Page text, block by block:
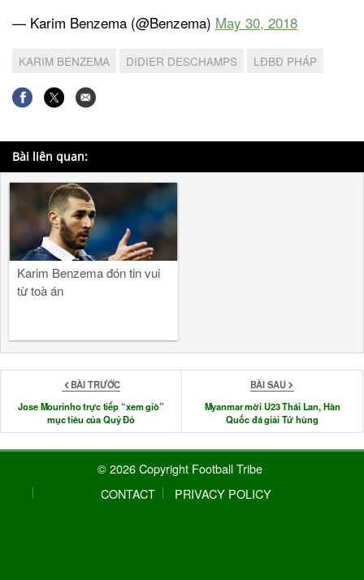
— Karim Benzema (@Benzema) May 30, 2018
KARIM BENZEMA DIDIER DESCHAMPS LĐBĐ PHÁP
Bài liên quan:
Karim Benzema đón tin vui
từ toà án
BÀI TRƯỚC
Jose Mourinho trực tiếp “xem giò”
mục tiêu của Quỷ Đỏ
BÀI SAU
Myanmar mời U23 Thái Lan, Hàn
Quốc đá giải Tứ hùng
© 2026 Copyright Football Tribe
CONTACT
PRIVACY POLICY